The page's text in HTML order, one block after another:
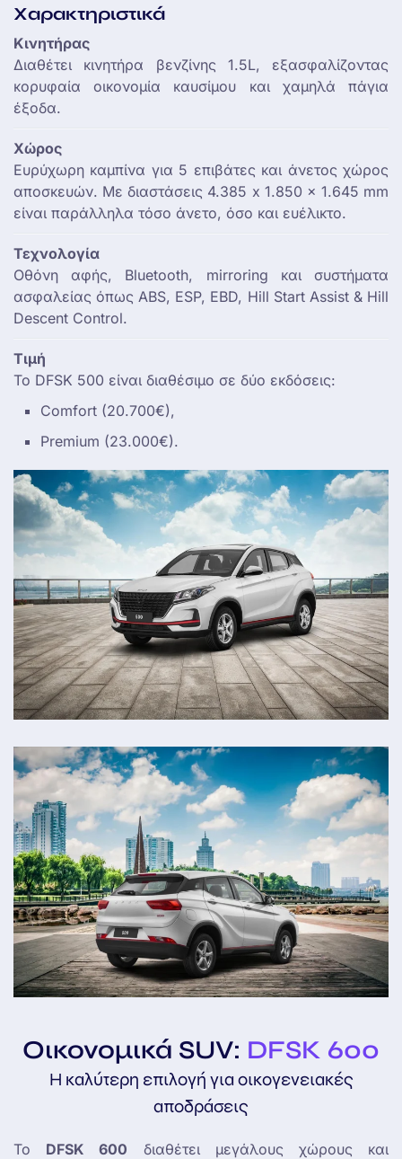
Χαρακτηριστικά
Κινητήρας
Διαθέτει κινητήρα βενζίνης 1.5L, εξασφαλίζοντας
κορυφαία οικονομία καυσίμου και χαμηλά πάγια
έξοδα.
Χώρος
Ευρύχωρη καμπίνα για 5 επιβάτες και άνετος χώρος
αποσκευών. Με διαστάσεις 4.385 x 1.850 x 1.645 mm
είναι παράλληλα τόσο άνετο, όσο και ευέλικτο.
Τεχνολογία
Οθόνη αφής, Bluetooth, mirroring και συστήματα
ασφαλείας όπως ABS, ESP, EBD, Hill Start Assist & Hill
Descent Control.
Τιμή
To DFSK 500 είναι διαθέσιμο σε δύο εκδόσεις:
Comfort (20.700€),
Premium (23.000€).
Οικονομικά SUV: DFSK 600
Η καλύτερη επιλογή για οικογενειακές
αποδράσεις
Το DFSK 600 διαθέτει μεγάλους χώρους και